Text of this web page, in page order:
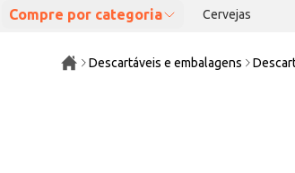
Compre por categoria Cervejas
Descartáveis e embalagens